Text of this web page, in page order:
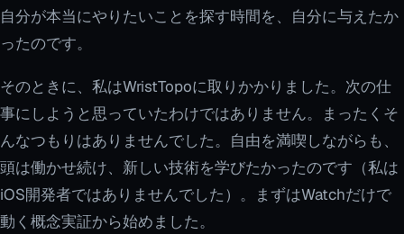
自分が本当にやりたいことを探す時間を、自分に与えたか
ったのです。
そのときに、私はWristTopoに取りかかりました。次の仕
事にしようと思っていたわけではありません。まったくそ
んなつもりはありませんでした。自由を満喫しながらも、
頭は働かせ続け、新しい技術を学びたかったのです（私は
iOS開発者ではありませんでした）。まずはWatchだけで
動く概念実証から始めました。